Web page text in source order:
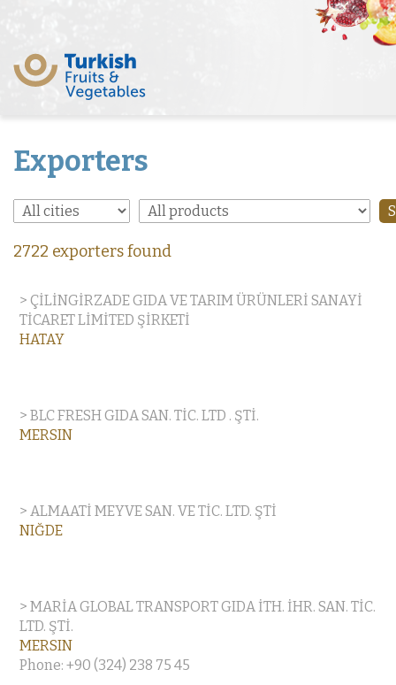
Exporters
2722 exporters found
> ÇİLİNGİRZADE GIDA VE TARIM ÜRÜNLERİ SANAYİ
TİCARET LİMİTED ŞİRKETİ
HATAY
> BLC FRESH GIDA SAN. TİC. LTD . ŞTİ.
MERSIN
> ALMAATİ MEYVE SAN. VE TİC. LTD. ŞTİ
NIĞDE
> MARİA GLOBAL TRANSPORT GIDA İTH. İHR. SAN. TİC.
LTD. ŞTİ.
MERSIN
Phone: +90 (324) 238 75 45